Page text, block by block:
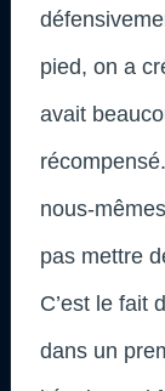
pied, on a
avait
nous-
pas mettre
C’est le fait
dans un